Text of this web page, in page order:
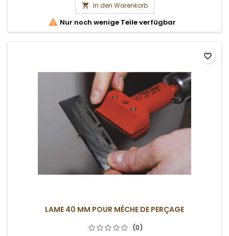
 In den Warenkorb
 Nur noch wenige Teile verfügbar
LAME 40 MM POUR MÈCHE DE PERÇAGE
(0)
favorite_border